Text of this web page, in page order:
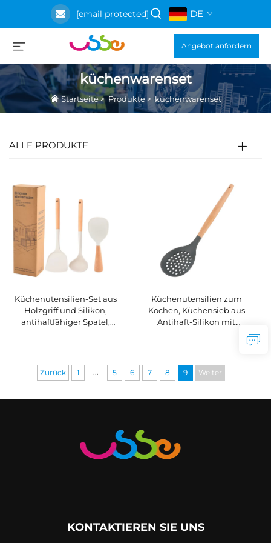
[email protected] DE
Angebot anfordern
küchenwarenset
Startseite>Produkte>küchenwarenset
ALLE PRODUKTE
Küchenutensilien-Set aus
Holzgriff und Silikon,
antihaftfähiger Spatel,
Küchenutensilien zum
Kochen, Küchensieb aus
Antihaft-Silikon mit
Zurück 1 ... 5 6 7 8 9 Weiter
KONTAKTIEREN SIE UNS